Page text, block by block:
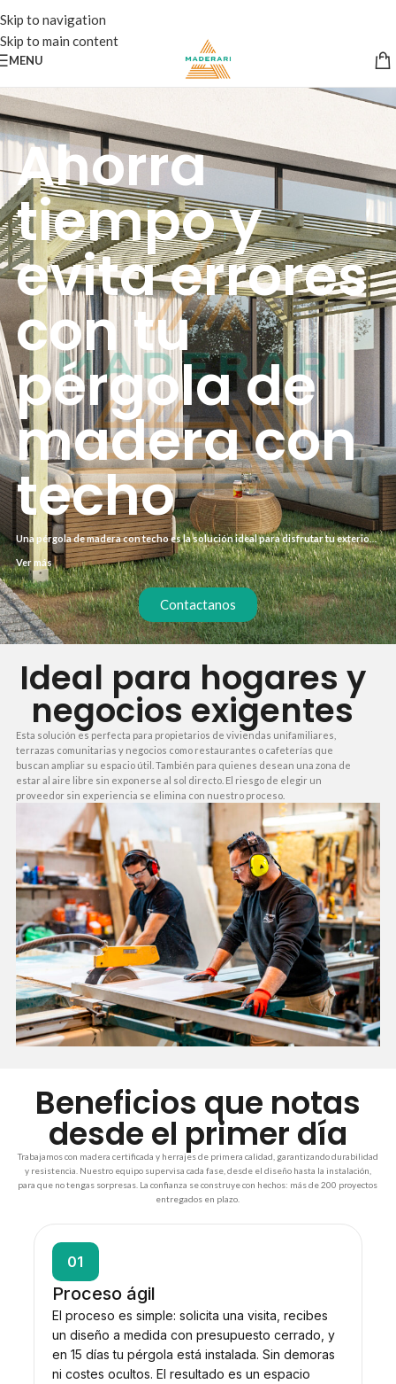
Skip to navigation
Skip to main content
MENU
Ahorra
tiempo y
evita errores
con tu
pérgola de
madera con
techo
Una pérgola de madera con techo es la solución ideal para disfrutar tu exterior
sin renunciar a la protección solar. A diferencia de un toldo, ofrece sombra
constante y un acabado estético que realza el valor de tu hogar. Invertir en una
estructura bien diseñada te ahorra tiempo en mantenimiento y evita
sustituciones prematuras.
Ver más
Contactanos
Ideal para hogares y
negocios exigentes
Esta solución es perfecta para propietarios de viviendas unifamiliares,
terrazas comunitarias y negocios como restaurantes o cafeterías que
buscan ampliar su espacio útil. También para quienes desean una zona de
estar al aire libre sin exponerse al sol directo. El riesgo de elegir un
proveedor sin experiencia se elimina con nuestro proceso.
Beneficios que notas
desde el primer día
Trabajamos con madera certificada y herrajes de primera calidad, garantizando durabilidad
y resistencia. Nuestro equipo supervisa cada fase, desde el diseño hasta la instalación,
para que no tengas sorpresas. La confianza se construye con hechos: más de 200 proyectos
entregados en plazo.
01
Proceso ágil
El proceso es simple: solicita una visita, recibes
un diseño a medida con presupuesto cerrado, y
en 15 días tu pérgola está instalada. Sin demoras
ni costes ocultos. El resultado es un espacio